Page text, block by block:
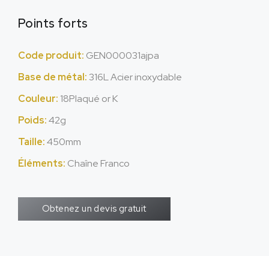
Points forts
Code produit: GEN000031ajpa
Base de métal: 316L Acier inoxydable
Couleur: 18Plaqué or K
Poids:42g
Taille:450mm
Éléments: Chaîne Franco
Obtenez un devis gratuit